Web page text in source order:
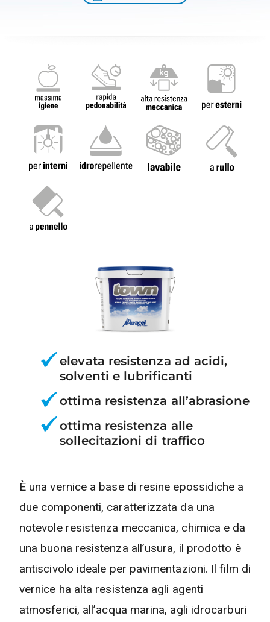
elevata resistenza ad acidi,
solventi e lubrificanti
ottima resistenza all’abrasione
ottima resistenza alle
sollecitazioni di traffico
È una vernice a base di resine epossidiche a
due componenti, caratterizzata da una
notevole resistenza meccanica, chimica e da
una buona resistenza all’usura, il prodotto è
antiscivolo ideale per pavimentazioni. Il film di
vernice ha alta resistenza agli agenti
atmosferici, all’acqua marina, agli idrocarburi